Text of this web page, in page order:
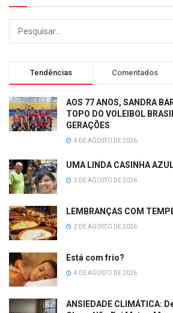
Tendências Comentados
AOS 77 ANOS, SANDRA
TOPO DO VOLEIBOL
GERAÇÕES
4 DE AGOSTO DE 2026
UMA LINDA CASINHA
2 DE AGOSTO DE 2026
LEMBRANÇAS COM
2 DE AGOSTO DE 2026
Está com frio?
4 DE AGOSTO DE 2026
ANSIEDADE CLIMÁTICA: